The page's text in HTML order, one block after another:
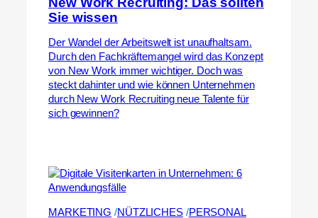
Sie wissen
Der Wandel der Arbeitswelt ist unaufhaltsam.
Durch den Fachkräftemangel wird das Konzept
von New Work immer wichtiger. Doch was
steckt dahinter und wie können Unternehmen
durch New Work Recruiting neue Talente für
sich gewinnen?
MARKETING /NÜTZLICHES /PERSONAL